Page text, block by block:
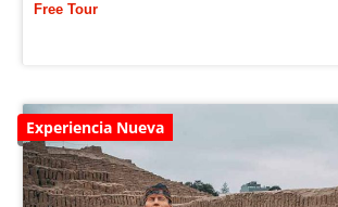
Free Tour
Experiencia Nueva